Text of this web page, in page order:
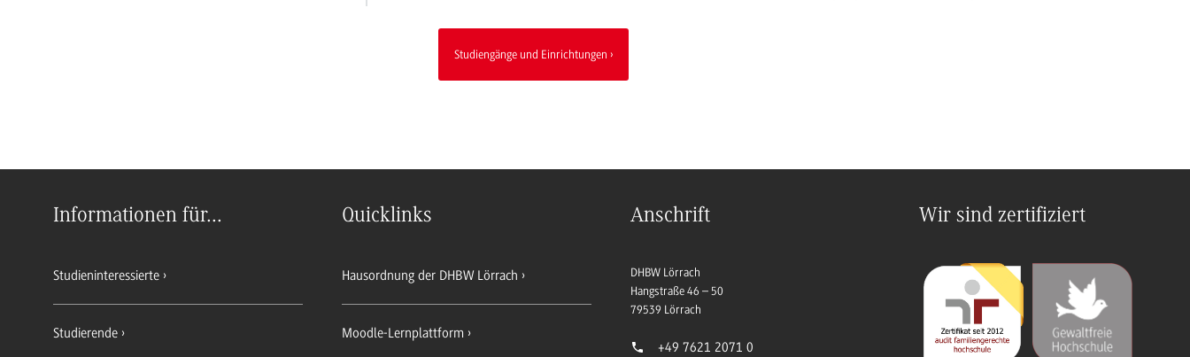
Studiengänge und Einrichtungen
Informationen für...
Studieninteressierte
Studierende
Quicklinks
Hausordnung der DHBW Lörrach
Moodle-Lernplattform
Anschrift
DHBW Lörrach
Hangstraße 46 – 50
79539 Lörrach
+49 7621 2071 0
Wir sind zertifiziert